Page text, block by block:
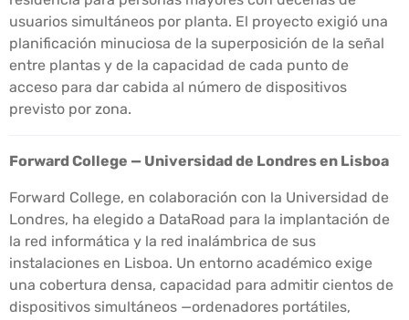
usuarios simultáneos por planta. El proyecto exigió una
planificación minuciosa de la superposición de la señal
entre plantas y de la capacidad de cada punto de
acceso para dar cabida al número de dispositivos
previsto por zona.
Forward College — Universidad de Londres en Lisboa
Forward College, en colaboración con la Universidad de
Londres, ha elegido a DataRoad para la implantación de
la red informática y la red inalámbrica de sus
instalaciones en Lisboa. Un entorno académico exige
una cobertura densa, capacidad para admitir cientos de
dispositivos simultáneos —ordenadores portátiles,